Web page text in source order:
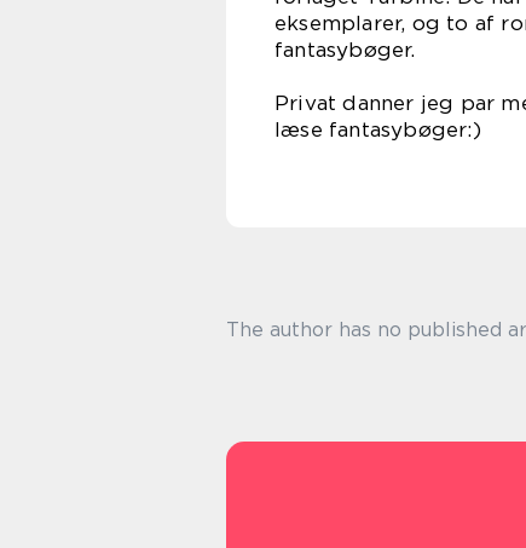
eksemplarer, og to af
Privat danner jeg par
læse
The author has no published